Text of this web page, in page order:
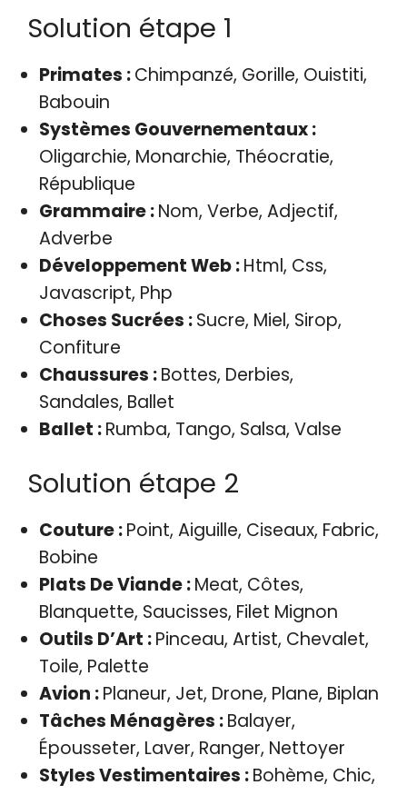
Solution étape 1
Primates :Chimpanzé, Gorille, Ouistiti,
Babouin
Systèmes Gouvernementaux :
Oligarchie, Monarchie, Théocratie,
République
Grammaire :Nom, Verbe, Adjectif,
Adverbe
Développement Web :Html, Css,
Javascript, Php
Choses Sucrées :Sucre, Miel, Sirop,
Confiture
Chaussures :Bottes, Derbies,
Sandales, Ballet
Ballet :Rumba, Tango, Salsa, Valse
Solution étape 2
Couture :Point, Aiguille, Ciseaux, Fabric,
Bobine
Plats De Viande :Meat, Côtes,
Blanquette, Saucisses, Filet Mignon
Outils D’Art :Pinceau, Artist, Chevalet,
Toile, Palette
Avion :Planeur, Jet, Drone, Plane, Biplan
Tâches Ménagères :Balayer,
Épousseter, Laver, Ranger, Nettoyer
Styles Vestimentaires :Bohème, Chic,